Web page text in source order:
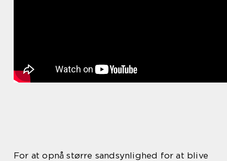
For at opnå større sandsynlighed for at blive